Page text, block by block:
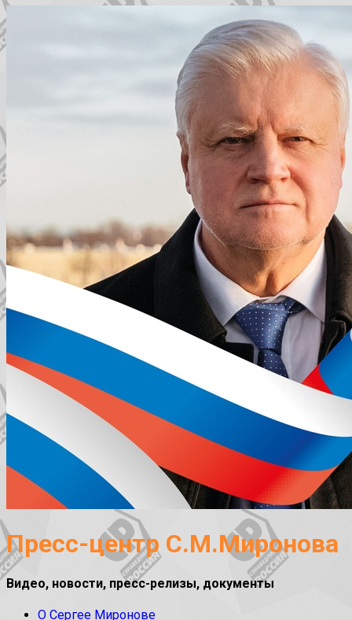
Пресс-центр С.М.Миронова
Видео, новости, пресс-релизы, документы
О Сергее Миронове